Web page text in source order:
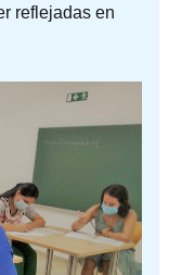
reflejadas en